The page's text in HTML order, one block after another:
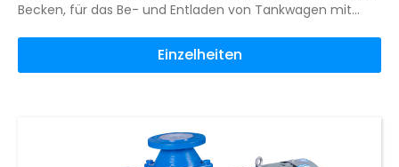
Becken, für das Be- und Entladen von Tankwagen mit
Flüssigkeits-Mischmedien usw. FZB Typ Fluorkunststoff
All-in-One-Maschinendichtung und Spülwasser können
konfiguriert werden, und das Spülschema kann gemäß
Einzelheiten